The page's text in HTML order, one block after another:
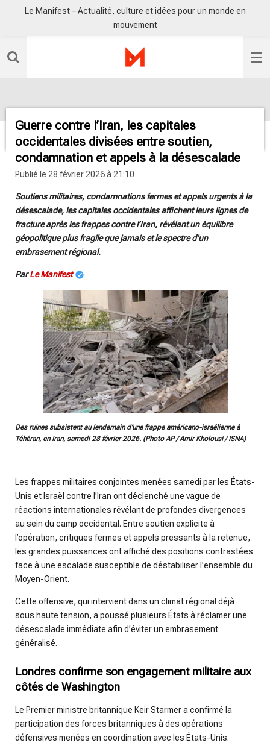
Passer
principal
Le Manifest – Actualité, culture et idées pour un monde en
mouvement
Guerre contre l’Iran, les capitales
occidentales divisées entre soutien,
condamnation et appels à la désescalade
Publié le 28 février 2026 à 21:10
Soutiens militaires, condamnations fermes et appels urgents à la
désescalade, les capitales occidentales affichent leurs lignes de
fracture après les frappes contre l’Iran, révélant un équilibre
géopolitique plus fragile que jamais et le spectre d’un
embrasement régional.
ParLe Manifest
Des ruines subsistent au lendemain d’une frappe américano-israélienne à
Téhéran, en Iran, samedi 28 février 2026. (Photo AP / Amir Kholousi / ISNA)
Les frappes militaires conjointes menées samedi par les États-
Unis et Israël contre l’Iran ont déclenché une vague de
réactions internationales révélant de profondes divergences
au sein du camp occidental. Entre soutien explicite à
l’opération, critiques fermes et appels pressants à la retenue,
les grandes puissances ont affiché des positions contrastées
face à une escalade susceptible de déstabiliser l’ensemble du
Moyen-Orient.
Cette offensive, qui intervient dans un climat régional déjà
sous haute tension, a poussé plusieurs États à réclamer une
désescalade immédiate afin d’éviter un embrasement
généralisé.
Londres confirme son engagement militaire aux
côtés de Washington
Le Premier ministre britannique Keir Starmer a confirmé la
participation des forces britanniques à des opérations
défensives menées en coordination avec les États-Unis.